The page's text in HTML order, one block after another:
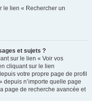
le lien « Rechercher un
et sujets ?
sur le lien « Voir vos
cliquant sur le lien
votre propre page de profil
depuis n’importe quelle page
page de recherche avancée et